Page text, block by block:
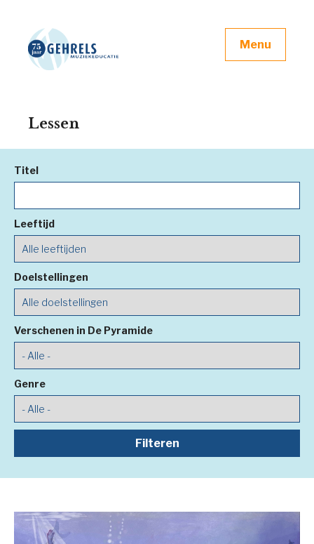
Menu
Lessen
Titel
Leeftijd
Doelstellingen
Verschenen in De Pyramide
Genre